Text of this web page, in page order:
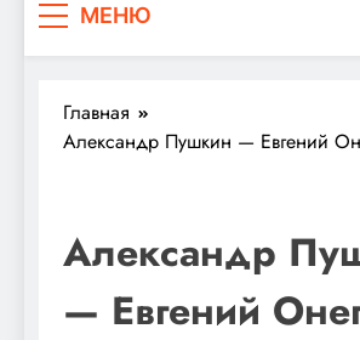
МЕНЮ
Главная
Александр Пушкин — Евгений
Александр
— Евгений